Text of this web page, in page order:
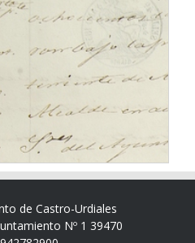
de Castro-Urdiales
Nº 1 39470